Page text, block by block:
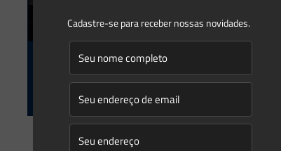
Saes Advogadoson
Cadastre-se para receber nossas novidades.